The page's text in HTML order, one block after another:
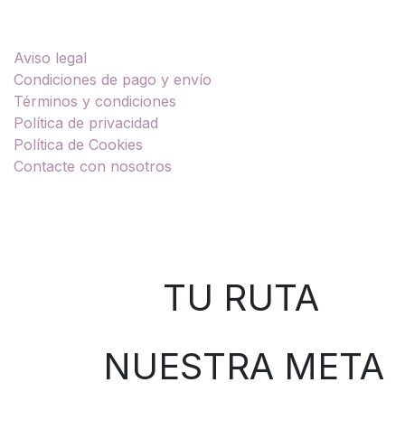
Aviso legal
Condiciones de pago y envío
Términos y condiciones
Política de privacidad
Política de Cookies
Contacte con nosotros
TU RUTA
NUESTRA META